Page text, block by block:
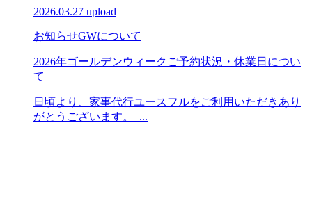
2026.03.27 upload
お知らせGWについて
2026年ゴールデンウィークご予約状況・休業日につい
て
日頃より、家事代行ユースフルをご利用いただきあり
がとうございます。 ...